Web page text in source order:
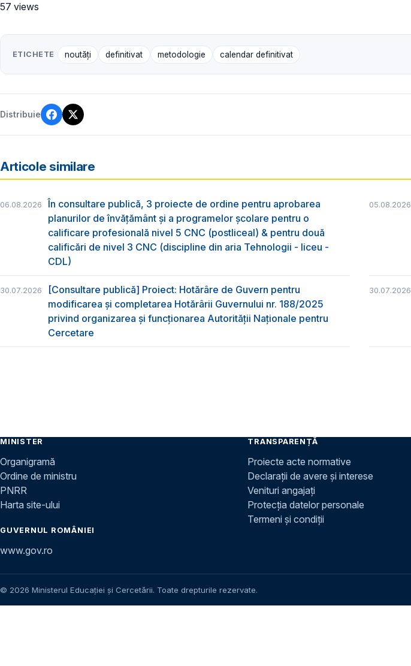
57 views
ETICHETE noutăți definitivat metodologie calendar definitivat
Distribuie
Articole similare
06.08.2026
În consultare publică, 3 proiecte de ordine pentru aprobarea
planurilor de învățământ și a programelor școlare pentru o
calificare profesională nivel 5 CNC (postliceal) & pentru două
calificări de nivel 3 CNC (discipline din aria Tehnologii - liceu -
CDL)
05.08.2026
30.07.2026
[Consultare publică] Proiect: Hotărâre de Guvern pentru
modificarea și completarea Hotărârii Guvernului nr. 188/2025
privind organizarea şi funcţionarea Autorităţii Naţionale pentru
Cercetare
30.07.2026
MINISTER
Organigramă
Ordine de ministru
PNRR
Harta site-ului
GUVERNUL ROMÂNIEI
www.gov.ro
TRANSPARENȚĂ
Proiecte acte normative
Declarații de avere și interese
Venituri angajați
Protecția datelor personale
Termeni și condiții
© 2026 Ministerul Educației și Cercetării. Toate drepturile rezervate.